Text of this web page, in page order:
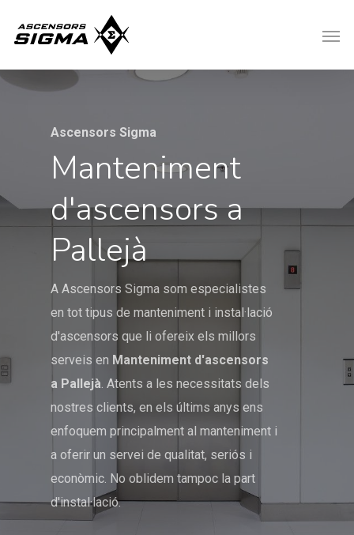
Ascensors Sigma
Manteniment
d'ascensors a
Pallejà
A Ascensors Sigma som especialistes
en tot tipus de manteniment i instal·lació
d'ascensors que li ofereix els millors
serveis en Manteniment d'ascensors
a Pallejà. Atents a les necessitats dels
nostres clients, en els últims anys ens
enfoquem principalment al manteniment i
a oferir un servei de qualitat, seriós i
econòmic. No oblidem tampoc la part
d'instal·lació.